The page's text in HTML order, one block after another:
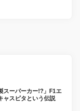
スーパーカー!?」F1エ
ャスピタという伝説